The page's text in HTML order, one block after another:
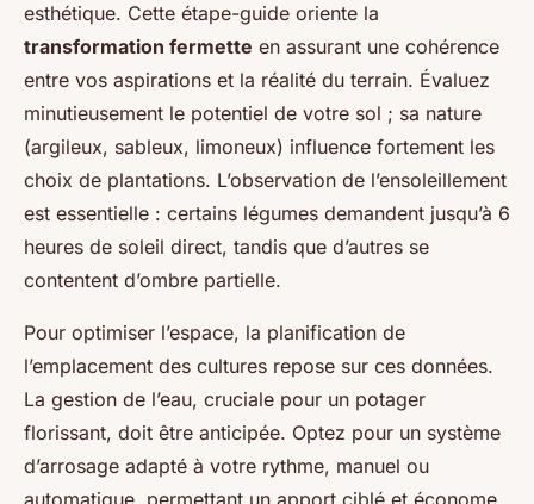
esthétique. Cette étape-guide oriente la
transformation fermette en assurant une cohérence
entre vos aspirations et la réalité du terrain. Évaluez
minutieusement le potentiel de votre sol ; sa nature
(argileux, sableux, limoneux) influence fortement les
choix de plantations. L’observation de l’ensoleillement
est essentielle : certains légumes demandent jusqu’à 6
heures de soleil direct, tandis que d’autres se
contentent d’ombre partielle.
Pour optimiser l’espace, la planification de
l’emplacement des cultures repose sur ces données.
La gestion de l’eau, cruciale pour un potager
florissant, doit être anticipée. Optez pour un système
d’arrosage adapté à votre rythme, manuel ou